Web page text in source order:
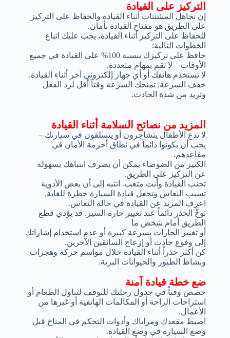
التركيز على القيادة
إن تجاهل المشتتات أثناء القيادة والحفاظ على التركيز
على الطريق هو مفتاح القيادة بأمان.
للحفاظ على التركيز أثناء القيادة، يجب عليك اتباع
الخطوات التالية:
حافظ على تركيزك بنسبة 100% على القيادة في جميع
الأوقات – لا تقم بمهام متعددة.
لا تستخدم هاتفك أو أي جهاز إلكتروني آخر أثناء القيادة.
خفف السرعة. تمنحك السرعة وقتاً أقل لرد الفعل
وتزيد من شدة الحادث.
ضع خطة قيادة آمنة
خصص وقتاً في جدول رحلتك للتوقف لتناول الطعام أو
استراحات الراحة أو المكالمات الهاتفية أو غيرها من
الأعمال.
اضبط مقعدك ومراياك وأدوات التحكم في المناخ قبل
وضع السيارة في وضع القيادة.
المزيد من نصائح السلامة أثناء القيادة
لا تدع الأطفال يتشاجرون أو يتسلقون في سيارتك –
يجب أن يكونوا دائماً في نطاق أحزمة الأمان في
مقاعدهم.
الكثير من الضوضاء يمكن أن يصرف انتباهك بسهولة
عن التركيز على الطريق.
تجنب القيادة وأنت متعب. انتبه إلى أن بعض الأدوية
تسبب النعاس وتجعل قيادة السيارة خطرة للغاية.
اعرف المزيد عن القيادة في حالة النعاس.
توخَّ الحذر دائماً عند تغيير حارة السير. قد يؤدي قطع
الطريق أمام شخص ما
أو تغيير الحارات بسرعة كبيرة أو عدم استخدام إشاراتك
إلى وقوع حادث أو إزعاج السائقين الآخرين.
كن أكثر حذراً أثناء القيادة خلال مواسم حركة وهجرات
ونشاط الطيور والحيوانات البرية.